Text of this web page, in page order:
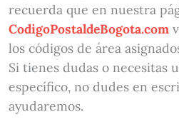
recuerda que en nuestra
CodigoPostaldeBogota.com
los códigos de área
Si tienes dudas o necesitas
específico, no dudes en
ayudaremos.